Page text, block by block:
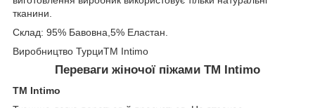
тканини.
Склад: 95% Бавовна,5% Еластан.
Виробництво ТурциТМ Intimo
Переваги жіночої піжами ТМ Intimo
ТМ Intimo